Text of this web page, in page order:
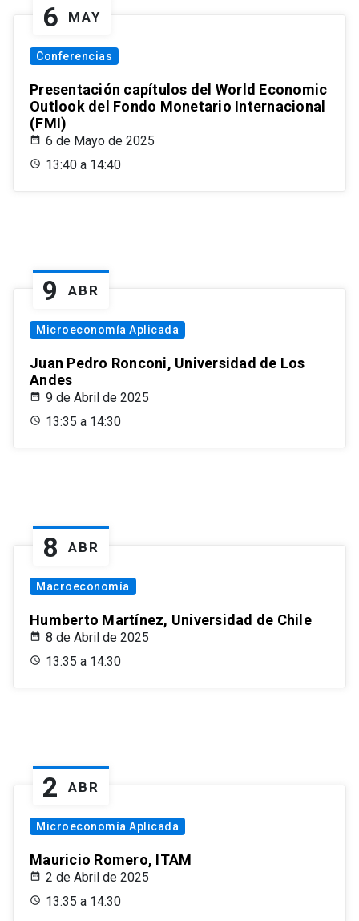
6 MAY
Conferencias
Presentación capítulos del World Economic
Outlook del Fondo Monetario Internacional
(FMI)
6 de Mayo de 2025
13:40 a 14:40
9 ABR
Microeconomía Aplicada
Juan Pedro Ronconi, Universidad de Los
Andes
9 de Abril de 2025
13:35 a 14:30
8 ABR
Macroeconomía
Humberto Martínez, Universidad de Chile
8 de Abril de 2025
13:35 a 14:30
2 ABR
Microeconomía Aplicada
Mauricio Romero, ITAM
2 de Abril de 2025
13:35 a 14:30